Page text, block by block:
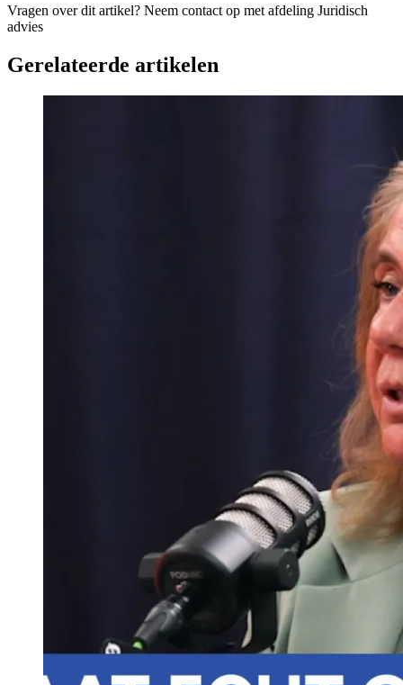
Vragen over dit artikel? Neem contact op met afdeling Juridisch
advies
Gerelateerde artikelen